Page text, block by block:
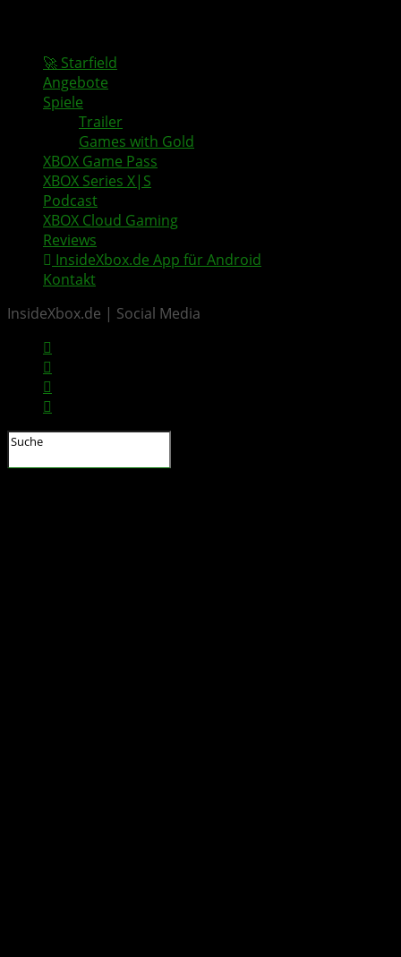
🚀 Starfield
Angebote
Spiele
Trailer
Games with Gold
XBOX Game Pass
XBOX Series X|S
Podcast
XBOX Cloud Gaming
Reviews
InsideXbox.de App für Android
Kontakt
InsideXbox.de | Social Media